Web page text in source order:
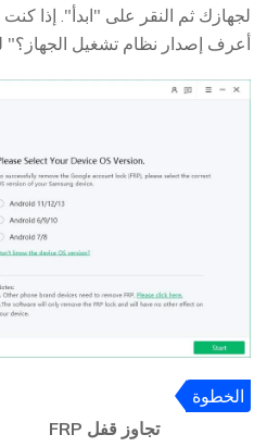
لجهازك ثم النقر على "ابدأ". إذا كنت
أعرف إصدار نظام تشغيل الجهاز؟"
الخطوة
تجاوز قفل FRP